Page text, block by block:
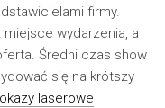
firmy.
wydarzenia, a
Średni czas show
się na krótszy
laserowe